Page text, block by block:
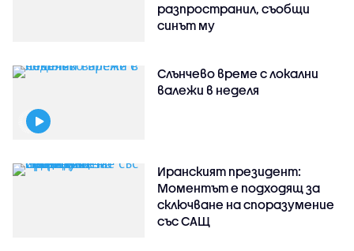
разпространил, съобщи
синът му
Слънчево време с локални
валежи в неделя
Иранският президент:
Моментът е подходящ за
сключване на споразумение
със САЩ